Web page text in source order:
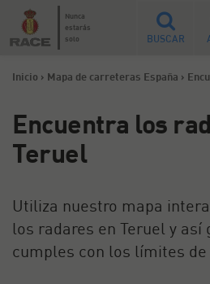
Nunca
estarás
solo
BUSCAR
Inicio > Mapa de carreteras España >
Encuentra los
Teruel
Utiliza nuestro mapa
los radares en Teruel y así
cumples con los límites de